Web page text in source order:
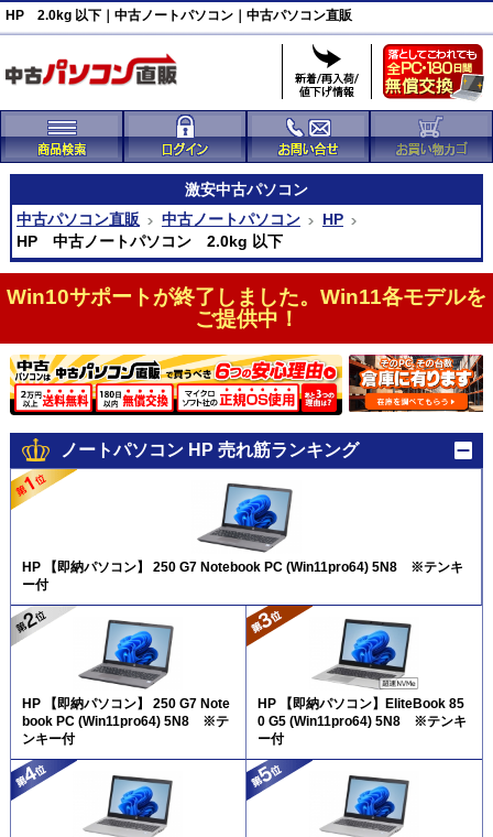
HP 2.0kg 以下｜中古ノートパソコン｜中古パソコン直販
激安中古パソコン
中古パソコン直販
中古ノートパソコン
HP
HP 中古ノートパソコン 2.0kg 以下
Win10サポートが終了しました。Win11各モデルを
ご提供中！
ノートパソコン HP 売れ筋ランキング
HP 【即納パソコン】 250 G7 Notebook PC (Win11pro64) 5N8 ※テンキ
ー付
HP 【即納パソコン】 250 G7 Note
book PC (Win11pro64) 5N8 ※テ
ンキー付
HP 【即納パソコン】EliteBook 85
0 G5 (Win11pro64) 5N8 ※テンキ
ー付